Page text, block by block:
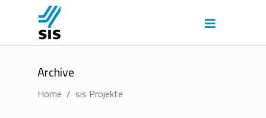
Archive
Home / sis Projekte